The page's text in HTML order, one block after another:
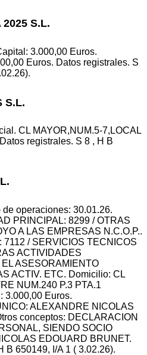
2025 S.L.
3.000,00 Euros.
Euros. Datos registrales. S
S.L.
CL MAYOR,NUM.5-7,LOCAL
registrales. S 8 , H B
operaciones: 30.01.26.
PRINCIPAL: 8299 / OTRAS
A LAS EMPRESAS N.C.O.P..
/ SERVICIOS TECNICOS
ACTIVIDADES
ASESORAMIENTO
ACTIV. ETC. Domicilio: CL
NUM.240 P.3 PTA.1
3.000,00 Euros.
ALEXANDRE NICOLAS
conceptos: DECLARACION
SIENDO SOCIO
EDOUARD BRUNET.
B 650149, I/A 1 ( 3.02.26).